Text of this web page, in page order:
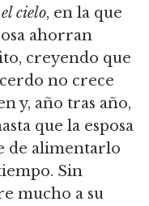
cielo, en la que
ahorran
creyendo que
no crece
y, año tras año,
que la esposa
de alimentarlo
Sin
mucho a su